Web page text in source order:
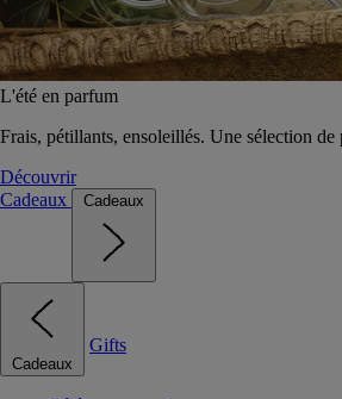
L'été en parfum
Frais, pétillants, ensoleillés. Une sélection
Découvrir
Cadeaux
Cadeaux
Cadeaux
Gifts